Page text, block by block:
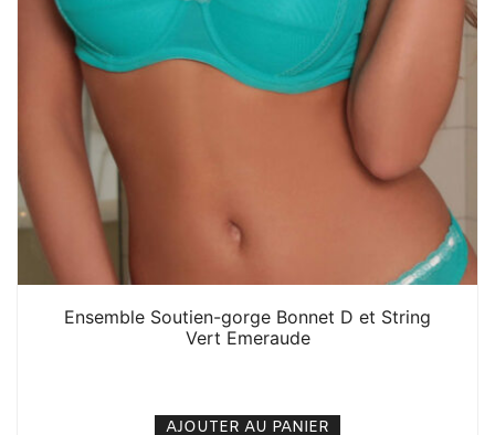
Ensemble Soutien-gorge Bonnet D et String
Vert Emeraude
AJOUTER AU PANIER